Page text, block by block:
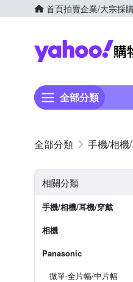
首頁拍賣企業/大宗採
全部分類
手機/相機
相關分類
手機/相機/耳機/穿戴
相機
Panasonic
微單-全片幅/中片幅